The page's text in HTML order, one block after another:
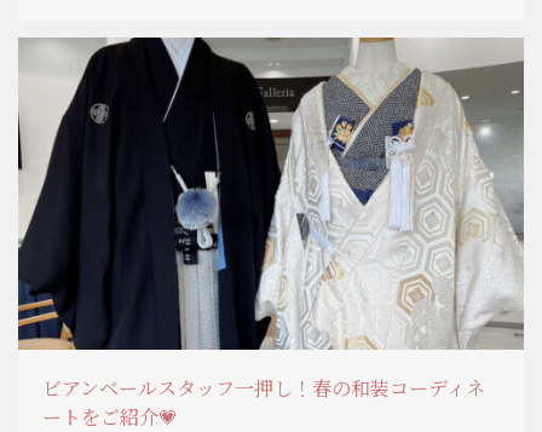
ビアンベールスタッフ一押し！春の和装コーディネ
ートをご紹介💗